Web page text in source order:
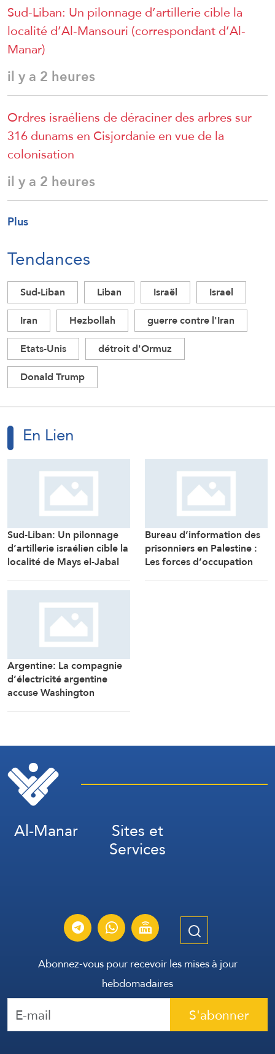
Sud-Liban: Un pilonnage d’artillerie cible la
localité d’Al-Mansouri (correspondant d’Al-
Manar)
il y a 2 heures
Ordres israéliens de déraciner des arbres sur
316 dunams en Cisjordanie en vue de la
colonisation
il y a 2 heures
Plus
Tendances
Sud-Liban Liban Israël
Israel
Iran
Hezbollah
guerre contre l'Iran
Etats-Unis
détroit d'Ormuz
Donald Trump
En Lien
Sud-Liban: Un pilonnage
d’artillerie israélien cible la
localité de Mays el-Jabal
Manar)
Bureau d’information des
prisonniers en Palestine :
Les forces d’occupation
Argentine: La compagnie
d’électricité argentine
accuse Washington
Al-Manar Sites et
Services
Abonnez-vous pour recevoir les mises à jour
hebdomadaires
S'abonner